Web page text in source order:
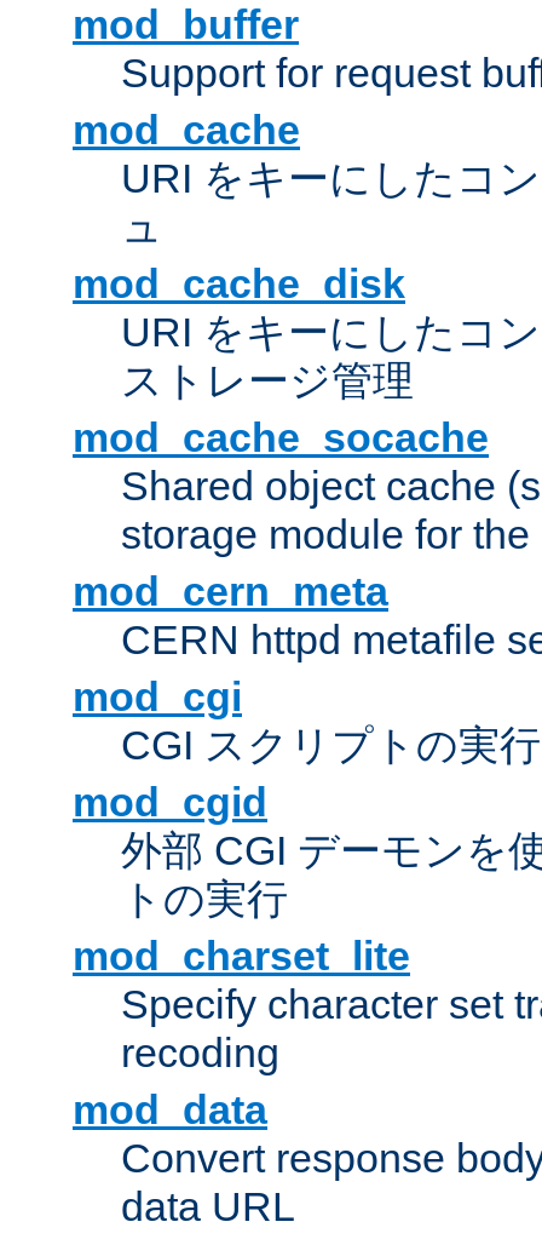
mod_buffer
Support for request
mod_cache
URI をキーにしたコ
ュ
mod_cache_disk
URI をキーにしたコ
ストレージ管理
mod_cache_socache
Shared object cache
storage module for
mod_cern_meta
CERN httpd metafile
mod_cgi
CGI スクリプトの実行
mod_cgid
外部 CGI デーモンを
トの実行
mod_charset_lite
Specify character set
recoding
mod_data
Convert response
data URL